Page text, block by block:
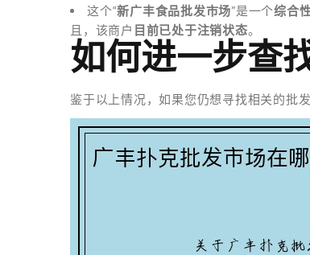
这个“新广丰食品批发市场”是一个综合
且，该商户 目前已处于注销状态。
如何进一步查
鉴于以上情况，如果您仍想寻找相关的批